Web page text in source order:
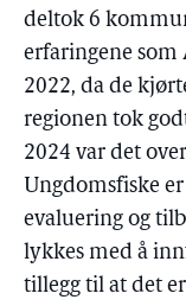
deltok 6
erfaringene som
2022, da de
regionen tok
2024 var det
Ungdomsfiske
evaluering og
lykkes med å
tillegg til at det